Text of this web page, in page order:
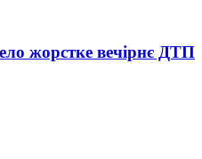
жорстке вечірнє ДТП